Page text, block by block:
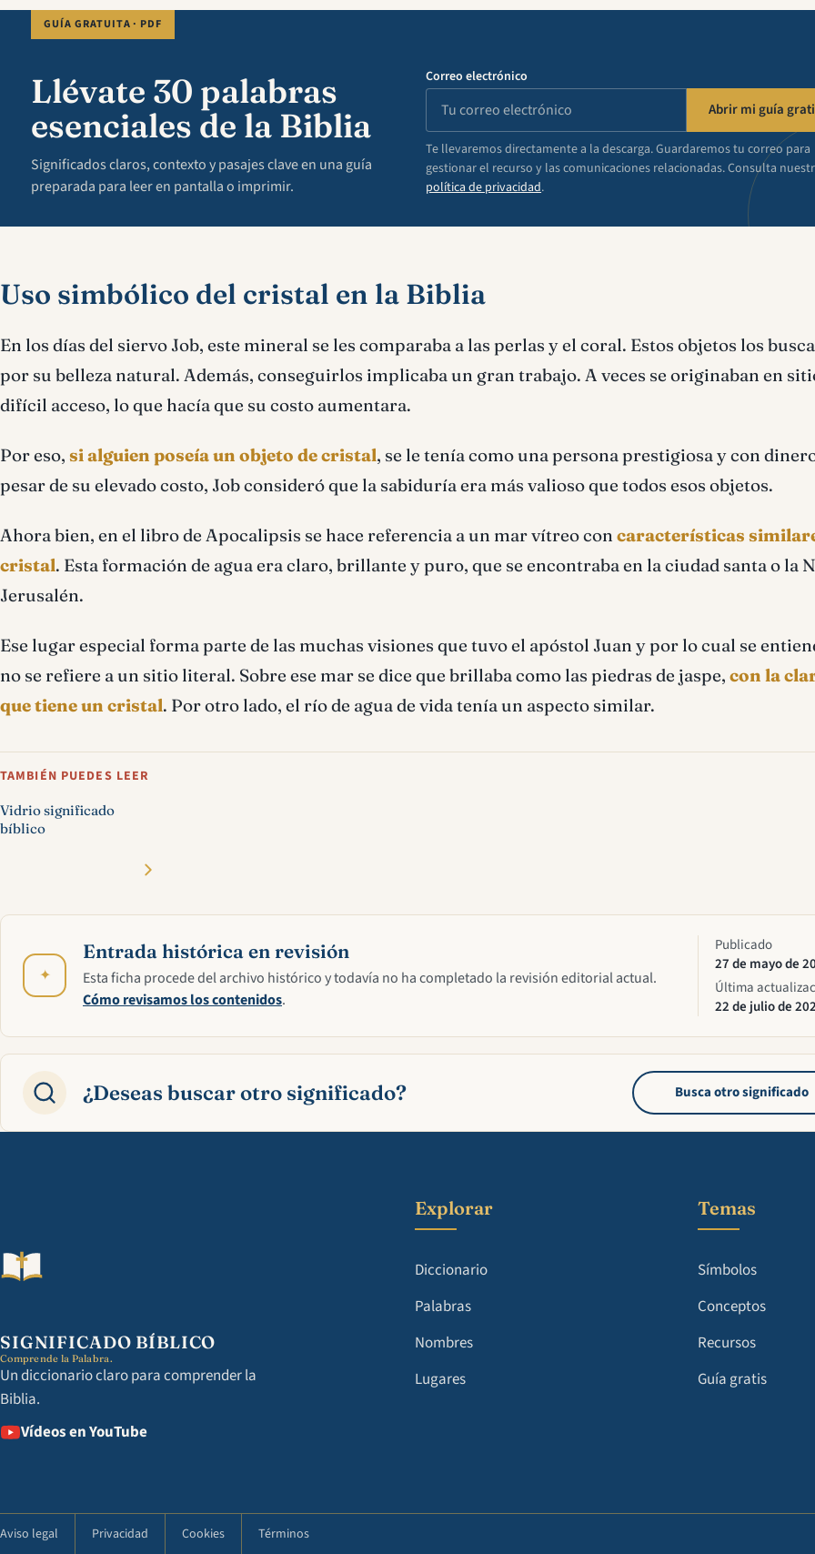
GUÍA GRATUITA · PDF
Llévate 30 palabras
esenciales de la Biblia
Significados claros, contexto y pasajes clave en una guía
preparada para leer en pantalla o imprimir.
Correo electrónico
Abrir mi guía
Te llevaremos directamente a la descarga. Guardaremos tu correo para
gestionar el recurso y las comunicaciones relacionadas. Consulta
política de privacidad.
Uso simbólico del cristal en la Biblia
En los días del siervo Job, este mineral se les comparaba a las perlas y el coral. Estos objetos los
por su belleza natural. Además, conseguirlos implicaba un gran trabajo. A veces se originaban en
difícil acceso, lo que hacía que su costo aumentara.
Por eso, si alguien poseía un objeto de cristal, se le tenía como una persona prestigiosa y con
pesar de su elevado costo, Job consideró que la sabiduría era más valioso que todos esos objetos.
Ahora bien, en el libro de Apocalipsis se hace referencia a un mar vítreo con características
cristal. Esta formación de agua era claro, brillante y puro, que se encontraba en la ciudad santa o la
Jerusalén.
Ese lugar especial forma parte de las muchas visiones que tuvo el apóstol Juan y por lo cual se
no se refiere a un sitio literal. Sobre ese mar se dice que brillaba como las piedras de jaspe, con la
que tiene un cristal. Por otro lado, el río de agua de vida tenía un aspecto similar.
TAMBIÉN PUEDES LEER
Vidrio significado
bíblico
✦
Entrada histórica en revisión
Esta ficha procede del archivo histórico y todavía no ha completado la revisión editorial actual.
Cómo revisamos los contenidos.
Publicado
27 de mayo de
Última
22 de julio de
¿Deseas buscar otro significado? Busca otro significado
SIGNIFICADO BÍBLICO
Comprende la Palabra.
Un diccionario claro para comprender la
Biblia.
Vídeos en YouTube
Explorar
Diccionario
Palabras
Nombres
Lugares
Temas
Símbolos
Conceptos
Recursos
Guía gratis
Aviso legal Privacidad Cookies Términos